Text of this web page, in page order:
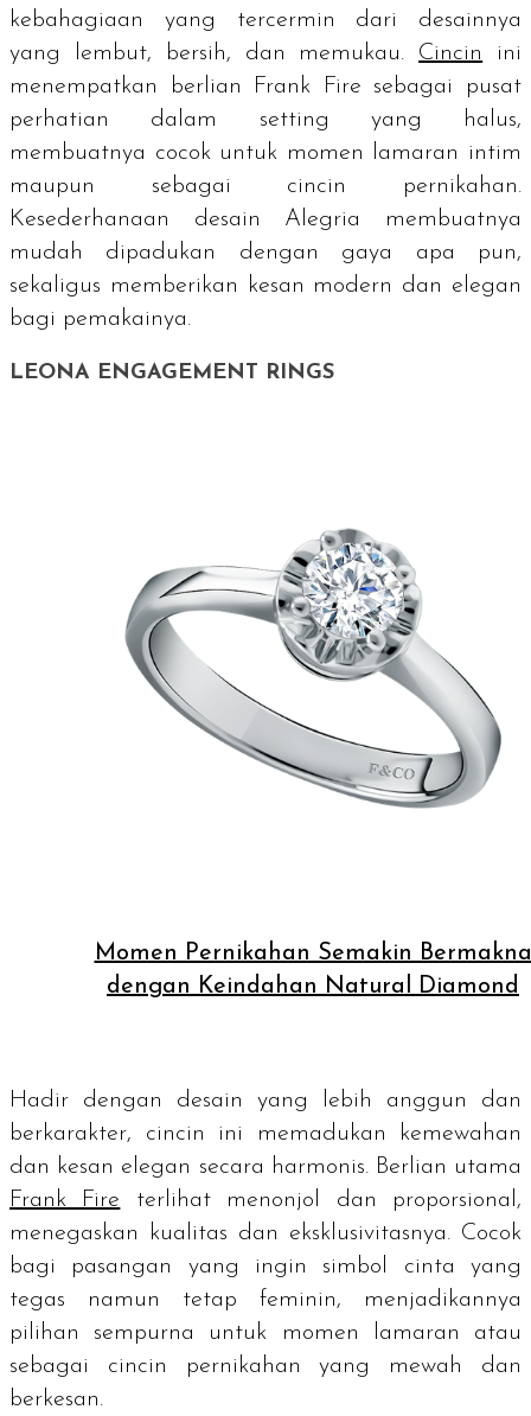
kebahagiaan yang tercermin dari desainnya
yang lembut, bersih, dan memukau. Cincin
ini
menempatkan berlian Frank Fire sebagai pusat
perhatian dalam setting yang halus,
membuatnya cocok untuk momen lamaran intim
maupun sebagai cincin pernikahan.
Kesederhanaan desain Alegria membuatnya
mudah dipadukan dengan gaya apa pun,
sekaligus memberikan kesan modern dan elegan
bagi pemakainya.
LEONA ENGAGEMENT RINGS
Momen Pernikahan Semakin Bermakna
dengan Keindahan Natural Diamond
Hadir dengan desain yang lebih anggun dan
berkarakter, cincin ini memadukan kemewahan
dan kesan elegan secara harmonis. Berlian utama
Frank Fire terlihat menonjol dan proporsional,
menegaskan kualitas dan eksklusivitasnya. Cocok
bagi pasangan yang ingin simbol cinta yang
tegas namun tetap feminin, menjadikannya
pilihan sempurna untuk momen lamaran atau
sebagai cincin pernikahan yang mewah dan
berkesan.